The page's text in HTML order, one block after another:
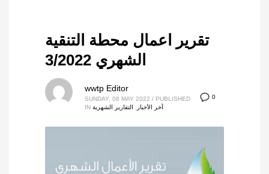
تقرير اعمال محطة التنقية
الشهري 3/2022
0
wwtp Editor
SUNDAY, 08 MAY 2022 / PUBLISHED
IN
آخر الأخبار التقارير الشهرية